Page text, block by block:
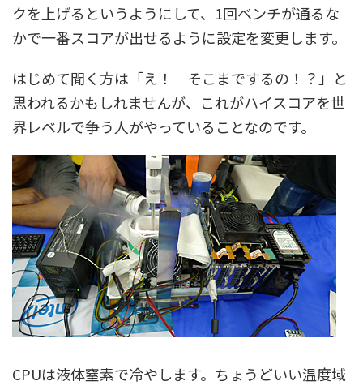
クを上げるというようにして、1回ベンチが通るな
かで一番スコアが出せるように設定を変更します。
はじめて聞く方は「え！ そこまでするの！？」と
思われるかもしれませんが、これがハイスコアを世
界レベルで争う人がやっていることなのです。
CPUは液体窒素で冷やします。ちょうどいい温度域